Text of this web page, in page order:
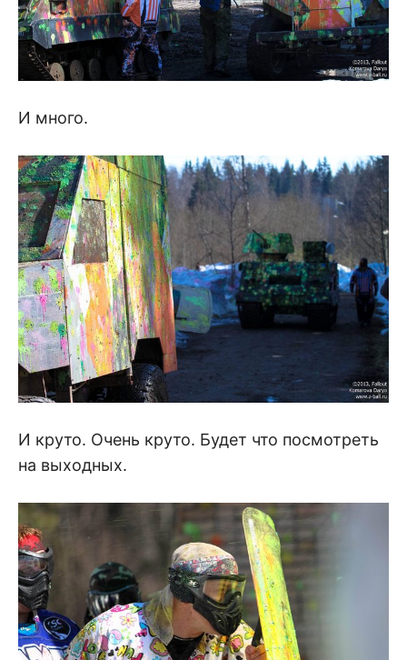
И много.
И круто. Очень круто. Будет что посмотреть
на выходных.